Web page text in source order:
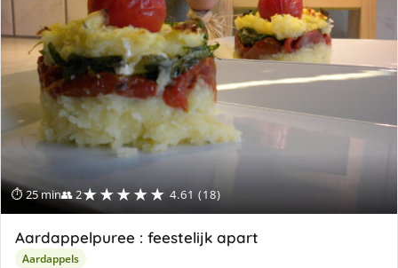
⏱ 25 min👥 2★★★★★ 4.61 (18)
Aardappelpuree : feestelijk apart
Aardappels